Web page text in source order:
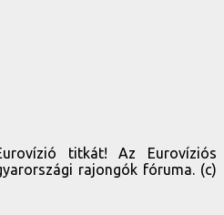
titkát! Az Eurovíziós
rajongók fóruma. (c)